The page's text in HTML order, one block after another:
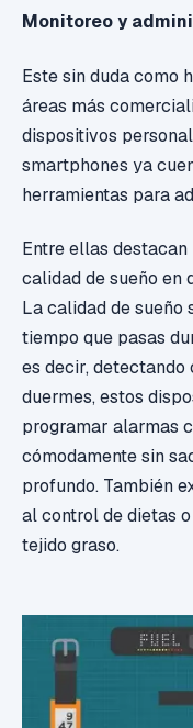
Monitoreo y
Este sin duda como
áreas más
dispositivos
smartphones ya
herramientas para
Entre ellas
calidad de sueño en
La calidad de
tiempo que pasas
es decir, detectando
duermes, estos
programar alarmas
cómodamente sin
profundo. También
al control de dietas
tejido graso.